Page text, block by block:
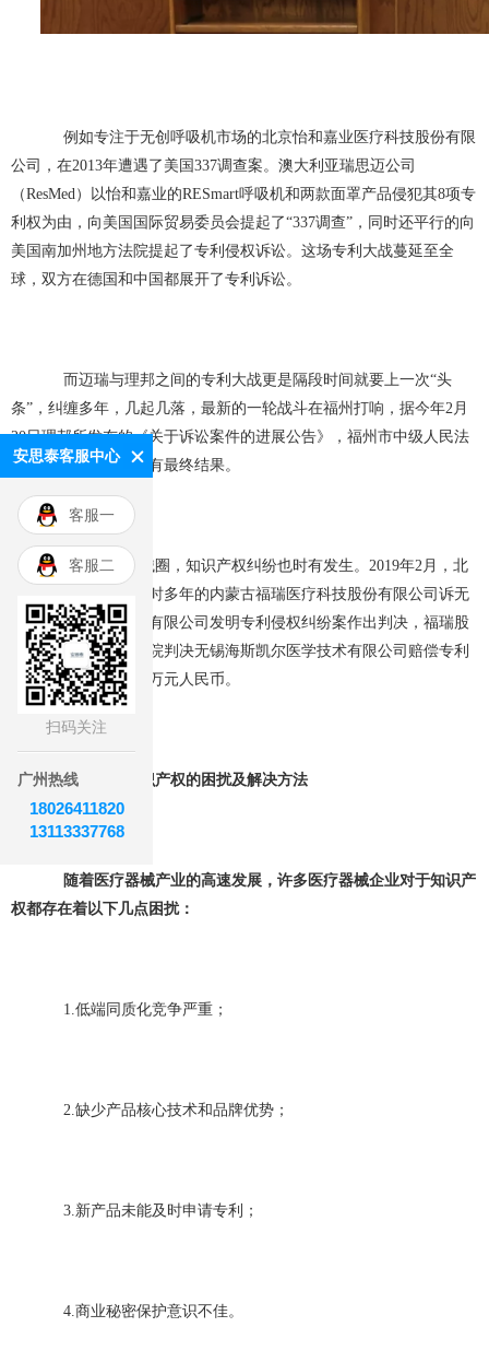
安思泰客服中心
客服一
客服二
扫码关注
广州热线
18026411820
13113337768
例如专注于无创呼吸机市场的北京怡和嘉业医疗科技股份有限
公司，在2013年遭遇了美国337调查案。澳大利亚瑞思迈公司
（ResMed）以怡和嘉业的RESmart呼吸机和两款面罩产品侵犯其8项专
利权为由，向美国国际贸易委员会提起了“337调查”，同时还平行的向
美国南加州地方法院提起了专利侵权诉讼。这场专利大战蔓延至全
球，双方在德国和中国都展开了专利诉讼。
而迈瑞与理邦之间的专利大战更是隔段时间就要上一次“头
条”，纠缠多年，几起几落，最新的一轮战斗在福州打响，据今年2月
20日理邦所发布的《关于诉讼案件的进展公告》，福州市中级人民法
院已依法受理，尚未有最终结果。
放眼国内医械圈，知识产权纠纷也时有发生。2019年2月，北
京知识产权法院对历时多年的内蒙古福瑞医疗科技股份有限公司诉无
锡海斯凯尔医学技术有限公司发明专利侵权纠纷案作出判决，福瑞股
份一审获得胜诉。法院判决无锡海斯凯尔医学技术有限公司赔偿专利
侵权损失费高达3000万元人民币。
医疗器械知识产权的困扰及解决方法
随着医疗器械产业的高速发展，许多医疗器械企业对于知识产
权都存在着以下几点困扰：
1.低端同质化竞争严重；
2.缺少产品核心技术和品牌优势；
3.新产品未能及时申请专利；
4.商业秘密保护意识不佳。